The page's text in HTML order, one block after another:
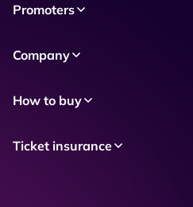
Promoters
Company
How to buy
Ticket insurance